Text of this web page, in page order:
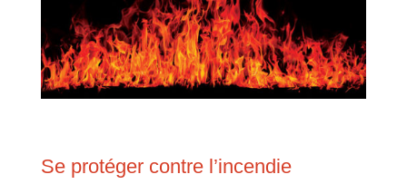
Se protéger contre l’incendie